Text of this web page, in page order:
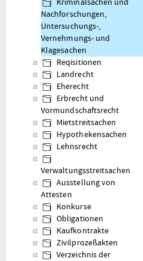
Kriminalsachen und
Nachforschungen,
Untersuchungs-,
Vernehmungs- und
Klagesachen
Reqisitionen
Landrecht
Eherecht
Erbrecht und
Vormundschaftsrecht
Mietstreitsachen
Hypothekensachen
Lehnsrecht
Verwaltungsstreitsachen
Ausstellung von
Attesten
Konkurse
Obligationen
Kaufkontrakte
Zivilprozeßakten
Verzeichnis der